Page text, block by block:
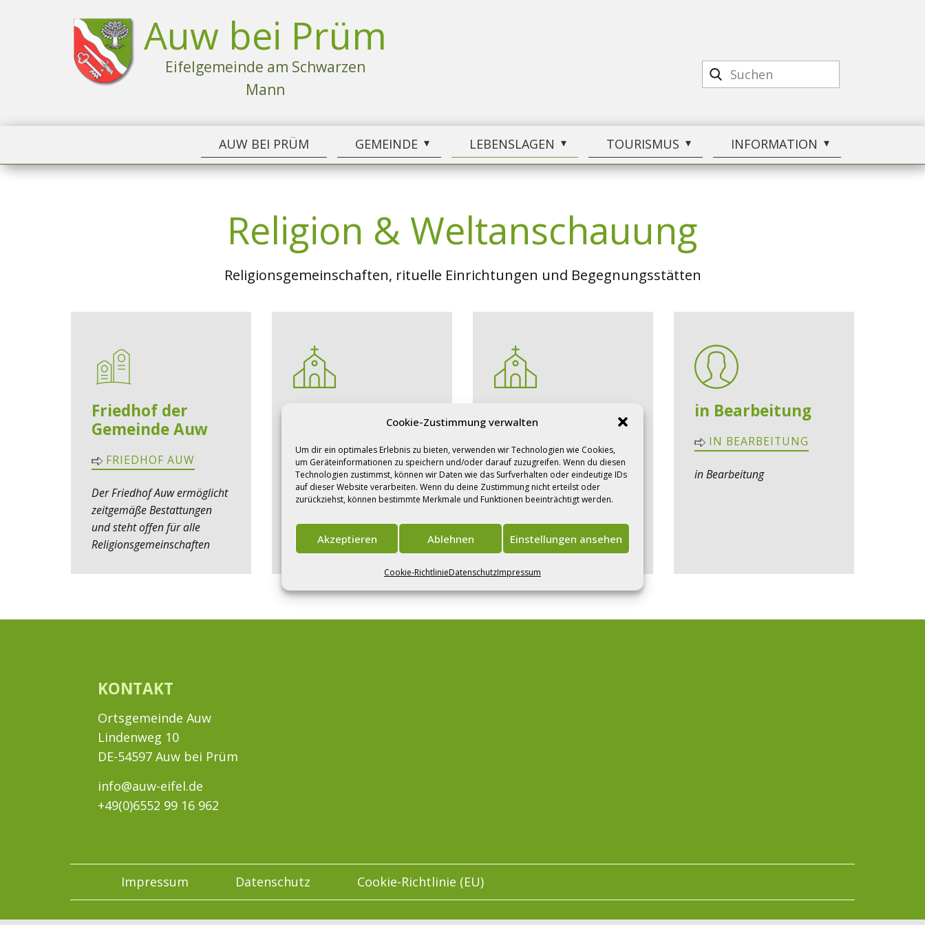
Cookie-Zustimmung verwalten
Um dir ein optimales Erlebnis zu bieten, verwenden wir Technologien wie Cookies,
um Geräteinformationen zu speichern und/oder darauf zuzugreifen. Wenn du diesen
Technologien zustimmst, können wir Daten wie das Surfverhalten oder eindeutige IDs
auf dieser Website verarbeiten. Wenn du deine Zustimmung nicht erteilst oder
zurückziehst, können bestimmte Merkmale und Funktionen beeinträchtigt werden.
Akzeptieren Ablehnen Einstellungen ansehen
Cookie-RichtlinieDatenschutzImpressum
Auw bei Prüm
Eife​lgemeinde am Schwarzen
Mann
AUW BEI PRÜM GEMEINDE LEBENSLAGEN TOURISMUS INFORMATION
Religion & Weltanschauung
Religionsgemeinschaften, rituelle Einrichtungen und Begegnungsstätten
Friedhof der
Gemeinde Auw
FRIEDHOF AUW
Der Friedhof Auw ermöglicht
zeitgemäße Bestattungen
und steht offen für alle
Religionsgemeinschaften
Kirchengemeinde
ST. PETER & PAUL
Pfarrgemeinde
Kirchengemeinde
EVANGELISCHE
KIRCHE PRÜM
Kirchengemeinde
in Bearbeitung
IN BEARBEITUNG
in Bearbeitung
KONTAKT
Ortsgemeinde Auw
Lindenweg 10
DE-54597 Auw bei Prüm
info@auw-eifel.de
+49(0)6552 99 16 962
Impressum Datenschutz Cookie-Richtlinie (EU)